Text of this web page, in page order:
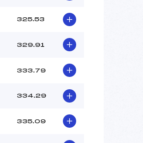
325.53
329.91
333.79
334.29
335.09